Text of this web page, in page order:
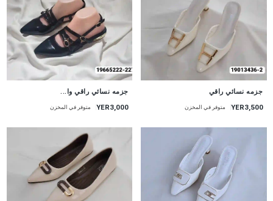
جزمه نسائي راقي
YER3,500 متوفر في المخزن
جزمه نسائي راقي وا...
YER3,000 متوفر في المخزن